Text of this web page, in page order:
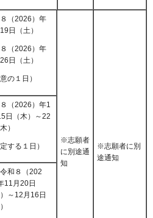
（2026）年
日（土）
（2026）年
日（土）
意の１日）
※志願者
に別途通
知
※志願者に別
途通知
（2026）年1
日（木）～22
）
定する１日）
和８（202
11月20日
）～12月16日